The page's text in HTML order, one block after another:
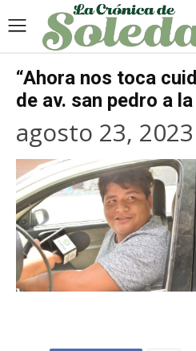
“Ahora nos toca
de av. san pedro a
agosto 23, 2023